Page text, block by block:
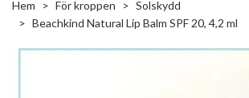
Hem För kroppen
Solskydd
Beachkind Natural Lip Balm SPF 20, 4,2 ml